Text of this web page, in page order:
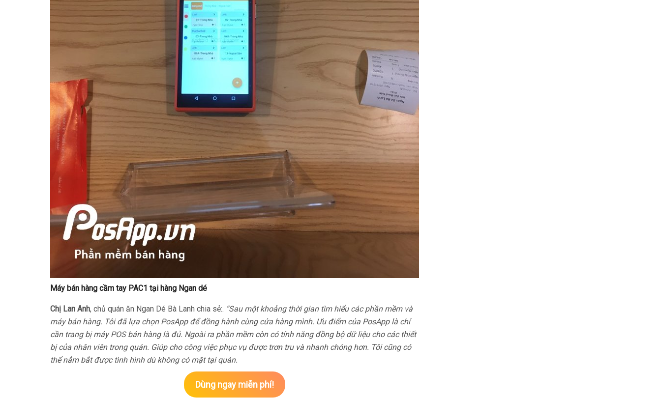
Máy bán hàng cầm tay PAC1 tại hàng Ngan dé
Chị Lan Anh, chủ quán ăn Ngan Dé Bà Lanh chia sẻ:. “Sau một khoảng thời gian tìm hiểu các phần mềm và
máy bán hàng. Tôi đã lựa chọn PosApp để đồng hành cùng cửa hàng mình. Ưu điểm của PosApp là chỉ
cần trang bị máy POS bán hàng là đủ. Ngoài ra phần mềm còn có tính năng đồng bộ dữ liệu cho các thiết
bị của nhân viên trong quán. Giúp cho công việc phục vụ được trơn tru và nhanh chóng hơn. Tôi cũng có
thể nắm bắt được tình hình dù không có mặt tại quán.
Dùng ngay miễn phí!